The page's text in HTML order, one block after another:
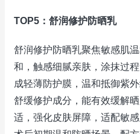
TOP5：舒润修护防晒乳
舒润修护防晒乳聚焦敏感肌
和，触感细腻亲肤，涂抹过
成轻薄防护膜，温和抵御紫
舒缓修护成分，能有效缓解
适，强化皮肤屏障，适配敏